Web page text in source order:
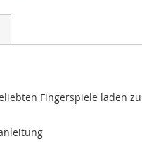
Fingerspiele laden